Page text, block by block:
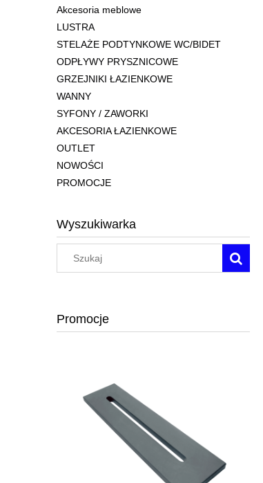
Akcesoria meblowe
LUSTRA
STELAŻE PODTYNKOWE WC/BIDET
ODPŁYWY PRYSZNICOWE
GRZEJNIKI ŁAZIENKOWE
WANNY
SYFONY / ZAWORKI
AKCESORIA ŁAZIENKOWE
OUTLET
NOWOŚCI
PROMOCJE
Wyszukiwarka
Promocje